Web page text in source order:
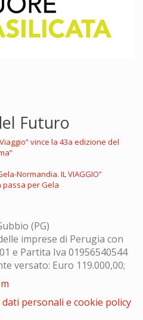
Futuro
vince la 43a edizione del
Normandia. IL VIAGGIO”
passa per Gela
(PG)
imprese di Perugia con
e Partita Iva 01956540544
versato: Euro 119.000,00;
personali e cookie policy